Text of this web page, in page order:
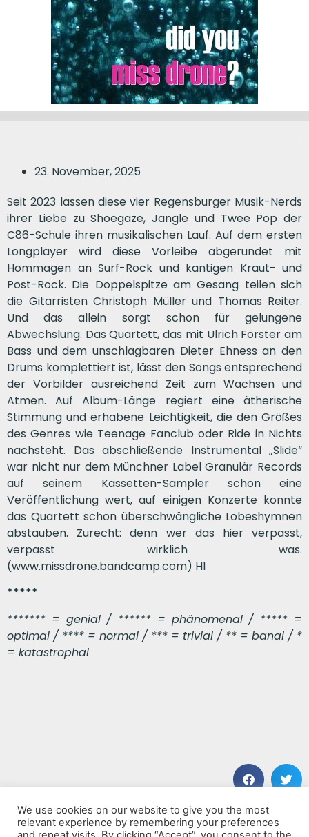
23. November, 2025
Seit 2023 lassen diese vier Regensburger Musik-Nerds
ihrer Liebe zu Shoegaze, Jangle und Twee Pop der
C86-Schule ihren musikalischen Lauf. Auf dem ersten
Longplayer wird diese Vorleibe abgerundet mit
Hommagen an Surf-Rock und kantigen Kraut- und
Post-Rock. Die Doppelspitze am Gesang teilen sich
die Gitarristen Christoph Müller und Thomas Reiter.
Und das allein sorgt schon für gelungene
Abwechslung. Das Quartett, das mit Ulrich Forster am
Bass und dem unschlagbaren Dieter Ehness an den
Drums komplettiert ist, lässt den Songs entsprechend
der Vorbilder ausreichend Zeit zum Wachsen und
Atmen. Auf Album-Länge regiert eine ätherische
Stimmung und erhabene Leichtigkeit, die den Größes
des Genres wie Teenage Fanclub oder Ride in Nichts
nachsteht. Das abschließende Instrumental „Slide“
war nicht nur dem Münchner Label Granulär Records
auf seinem Kassetten-Sampler schon eine
Veröffentlichung wert, auf einigen Konzerte konnte
das Quartett schon überschwängliche Lobeshymnen
abstauben. Zurecht: denn wer das hier verpasst,
verpasst wirklich was.
(www.missdrone.bandcamp.com) H1
*****
******* = genial / ****** = phänomenal / ***** =
optimal / **** = normal / *** = trivial / ** = banal / *
= katastrophal
VORHERIGER BEITRAG
Anti
NÄCHSTER BEITRAG
Mark Lettieri Group Meets WDR Big Band at Studio 4
We use cookies on our website to give you the most
relevant experience by remembering your preferences